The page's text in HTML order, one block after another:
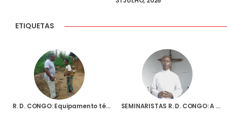
ETIQUETAS
R. D. CONGO: Equipamento técnico para uma estação de rádio Católica SEMINARISTAS R. D. CONGO: A vocação deles também é nossa